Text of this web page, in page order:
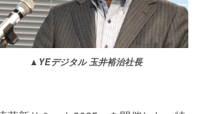
▲YEデジタル 玉井裕治社長